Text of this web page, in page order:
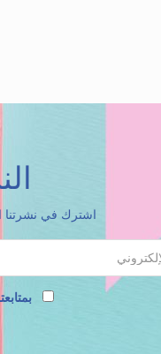
اشترك في نشرتنا